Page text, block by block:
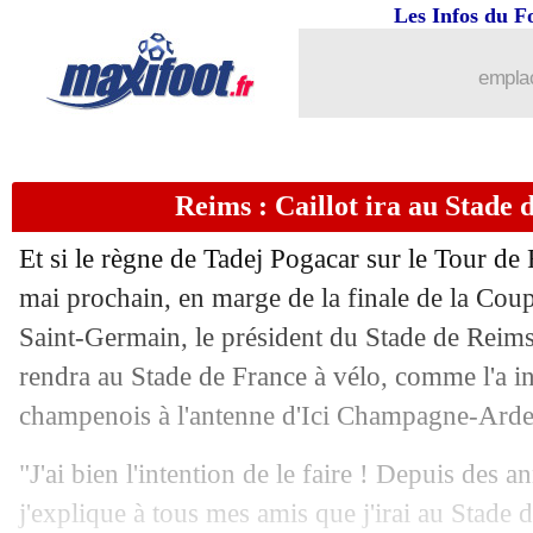
Les Infos du
Reims : Caillot ira au Stade
Et si le règne de Tadej Pogacar sur le Tour de
mai prochain, en marge de la finale de la
Saint-Germain, le président du Stade de
rendra au Stade de France à vélo, comme l'a
champenois à l'antenne d'Ici Champagne-
"J'ai bien l'intention de le faire ! Depuis des
j'explique à tous mes amis que j'irai au Stade
CdM (f) : 2031 aux USA, 2035 au
03/04 Lille: la patte Fonseca, Genesio
03/04 Galatasaray: le vice-président
03/04 Arsenal: fin de saison pour Gabriel !
03/04 CdF: PSG-Reims, quelle incidence
03/04 Barça: Olmo et Victor, la Liga
Man City : Milan rêve de Guardiola